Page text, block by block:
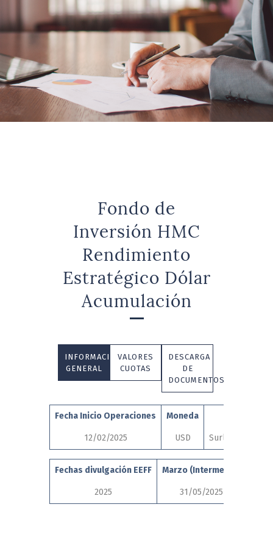
Fondo de
Inversión HMC
Rendimiento
Estratégico Dólar
Acumulación
INFORMACIÓN
GENERAL
VALORES
CUOTAS
DESCARGA
DE
DOCUMENTOS
Fecha Inicio Operaciones Moneda
12/02/2025 USD Surlatina
Fechas divulgación EEFF Marzo (Intermedio)
2025 31/05/2025